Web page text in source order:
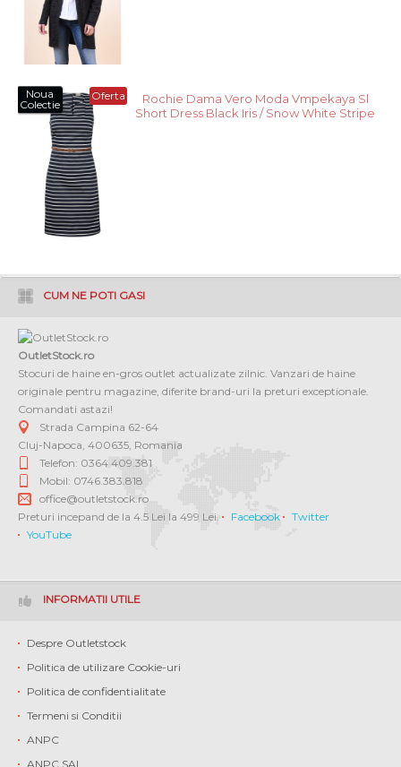
Oferta
Noua
Colectie
Rochie Dama Vero Moda Vmpekaya Sl
Short Dress Black Iris / Snow White Stripe
CUM NE POTI GASI
OutletStock.ro
Stocuri de haine en-gros outlet actualizate zilnic. Vanzari de haine
originale pentru magazine, diferite brand-uri la preturi exceptionale.
Comandati astazi!
Strada Campina 62-64
Cluj-Napoca, 400635, Romania
Telefon: 0364 409.381
Mobil: 0746.383.818
office@outletstock.ro
Preturi incepand de la 4.5 Lei la 499 Lei.
Facebook
Twitter
YouTube
INFORMATII UTILE
Despre Outletstock
Politica de utilizare Cookie-uri
Politica de confidentialitate
Termeni si Conditii
ANPC
ANPC SAL